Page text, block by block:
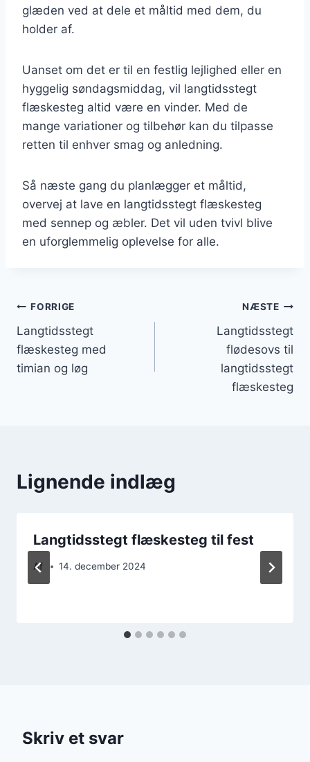
glæden ved at dele et måltid med dem, du
holder af.
Uanset om det er til en festlig lejlighed eller en
hyggelig søndagsmiddag, vil langtidsstegt
flæskesteg altid være en vinder. Med de
mange variationer og tilbehør kan du tilpasse
retten til enhver smag og anledning.
Så næste gang du planlægger et måltid,
overvej at lave en langtidsstegt flæskesteg
med sennep og æbler. Det vil uden tvivl blive
en uforglemmelig oplevelse for alle.
Indlægsnavigation
FORRIGE
Langtidsstegt
flæskesteg med
timian og løg
NÆSTE
Langtidsstegt
flødesovs til
langtidsstegt
flæskesteg
Lignende indlæg
Langtidsstegt flæskesteg til fest
Af 14. december 2024
Skriv et svar